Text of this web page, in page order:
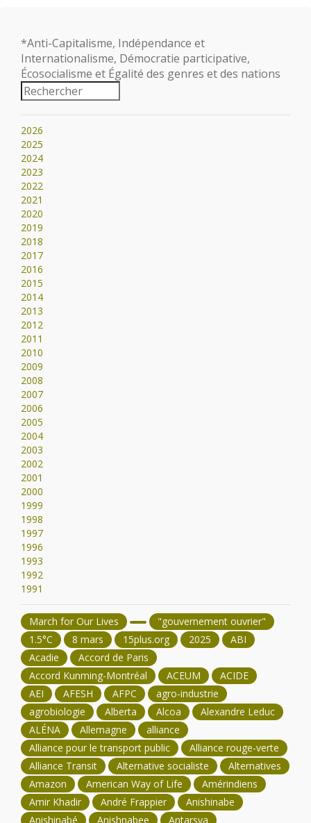
*Anti-Capitalisme, Indépendance et
Internationalisme, Démocratie participative,
Écosocialisme et Égalité des genres et des nations
2026
2025
2024
2023
2022
2021
2020
2019
2018
2017
2016
2015
2014
2013
2012
2011
2010
2009
2008
2007
2006
2005
2004
2003
2002
2001
2000
1999
1998
1997
1996
1993
1992
1991
March for Our Lives
"gouvernement ouvrier"
1.5°C
8 mars 15plus.org 2025
ABI
Acadie
Accord de Paris
Accord Kunming-Montréal
ACEUM
ACIDE
AEI
AFESH AFPC
agro-industrie
agrobiologie
Alberta Alcoa
Alexandre Leduc
ALÉNA
Allemagne
alliance
Alliance pour le transport public
Alliance rouge-verte
Alliance Transit
Alternative socialiste
Alternatives
Amazon
American Way of Life
Amérindiens
Amir Khadir
André Frappier
Anishinabe
Anishinabé
Anishnabee
Antarsya